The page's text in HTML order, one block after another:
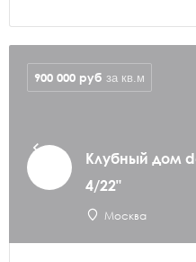
Клубный дом
4/22"
Москва
900 000 руб за кв.м